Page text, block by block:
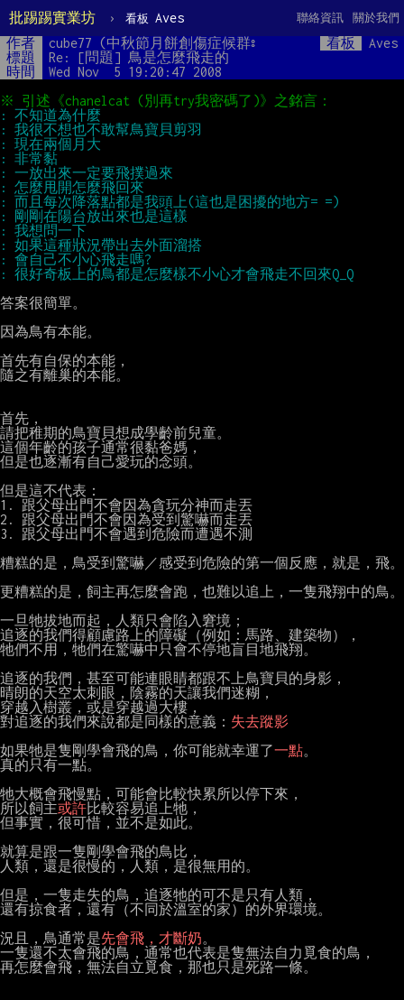
批踢踢實業坊 › 看板 Aves 關於我們
聯絡資訊
作者 cube77 (中秋節月餅創傷症候群꠩ 看板
Aves
標題
Re: [問題] 鳥是怎麼飛走的
時間
Wed Nov  5 19:20:47 2008
答案很簡單。
因為鳥有本能。
首先有自保的本能，
隨之有離巢的本能。
首先，
請把稚期的鳥寶貝想成學齡前兒童。
這個年齡的孩子通常很黏爸媽，
但是也逐漸有自己愛玩的念頭。
但是這不代表：
1. 跟父母出門不會因為貪玩分神而走丟
2. 跟父母出門不會因為受到驚嚇而走丟
3. 跟父母出門不會遇到危險而遭遇不測
糟糕的是，鳥受到驚嚇／感受到危險的第一個反應，就是，飛。
更糟糕的是，飼主再怎麼會跑，也難以追上，一隻飛翔中的鳥。
一旦牠拔地而起，人類只會陷入窘境；
追逐的我們得顧慮路上的障礙（例如：馬路、建築物），
牠們不用，牠們在驚嚇中只會不停地盲目地飛翔。
追逐的我們，甚至可能連眼睛都跟不上鳥寶貝的身影，
晴朗的天空太刺眼，陰霧的天讓我們迷糊，
穿越入樹叢，或是穿越過大樓，
對追逐的我們來說都是同樣的意義： 失去蹤影
如果牠是隻剛學會飛的鳥，你可能就幸運了一點。
真的只有一點。
牠大概會飛慢點，可能會比較快累所以停下來，
所以飼主或許比較容易追上牠，
但事實，很可惜，並不是如此。
就算是跟一隻剛學會飛的鳥比，
人類，還是很慢的，人類，是很無用的。
但是，一隻走失的鳥，追逐牠的可不是只有人類，
還有掠食者，還有（不同於溫室的家）的外界環境。
況且，鳥通常是先會飛，才斷奶。
一隻還不太會飛的鳥，通常也代表是隻無法自力覓食的鳥，
再怎麼會飛，無法自立覓食，那也只是死路一條。